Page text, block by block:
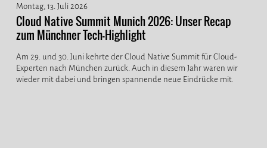
Montag, 13. Juli 2026
Cloud Native Summit Munich 2026: Unser Recap
zum Münchner Tech-Highlight
Am 29. und 30. Juni kehrte der Cloud Native Summit für Cloud-
Experten nach München zurück. Auch in diesem Jahr waren wir
wieder mit dabei und bringen spannende neue Eindrücke mit.